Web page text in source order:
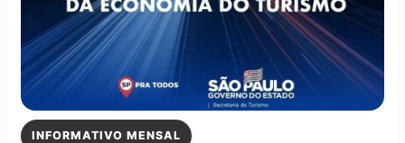
INFORMATIVO MENSAL